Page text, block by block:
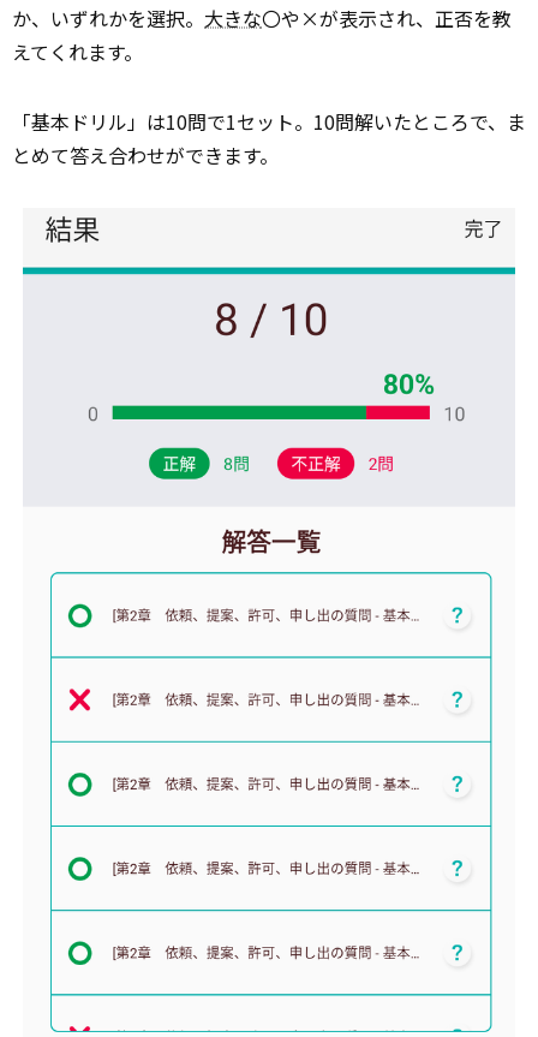
か、いずれかを選択。 大きな〇や×が表示され、正否を教
えてくれます。
「基本ドリル」は10問で1セット。10問解いたところで、ま
とめて答え合わせができます。